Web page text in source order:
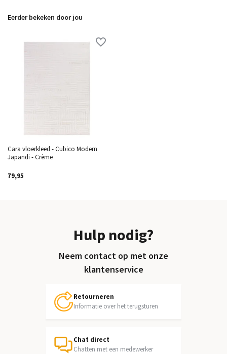
Eerder bekeken door jou
Cara vloerkleed - Cubico Modern
Japandi - Crème
79,95
Hulp nodig?
Neem contact op met onze
klantenservice
Retourneren
Informatie over het terugsturen
Chat direct
Chatten met een medewerker